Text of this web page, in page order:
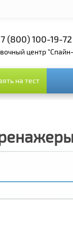
(800) 100-19-72
центр
на тест
на тест